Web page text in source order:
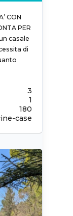
CON
PER
casale
di
3
1
180
case